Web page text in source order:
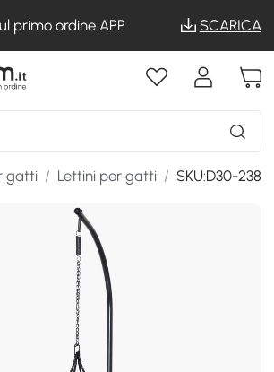
primo ordine APP SCARICA
gatti / Lettini per gatti / SKU:D30-238